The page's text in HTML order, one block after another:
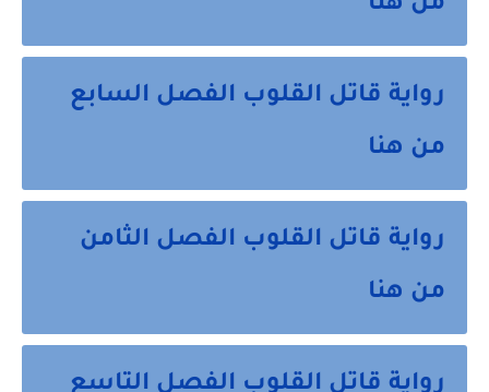
من هنا
رواية قاتل القلوب الفصل السابع
من هنا
رواية قاتل القلوب الفصل الثامن
من هنا
رواية قاتل القلوب الفصل التاسع